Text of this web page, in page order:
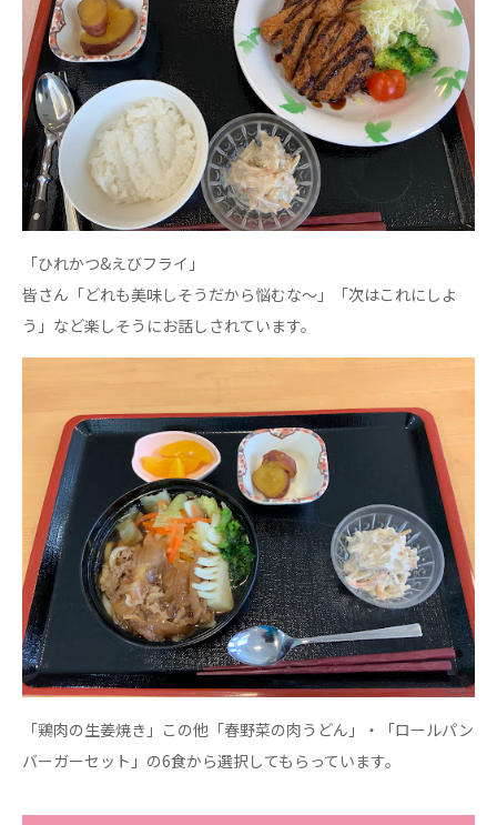
桂寿の郷
訪問看護ステーション秋桜
上桂の郷
ファミリエール吉祥院
教育（共に生きる仲間達）
学校法人明星学園 関東福祉専門学校
国際医療専門学校 浦和学院高等学校
明星幼稚園 志学会高等学校
特定非営利活動法人ファイアーレッズメディカルスポ
その他
Mediclude 株式会社アジアメデカ元気事業団
株式会社フラワーコミュニティ放送
Medicare Lead Japan
株式会社日本医科学研究所
特定非営利活動法人共生フォーラム
特定非営利活動法人日本医療福祉機構
「ひれかつ&えびフライ」
皆さん「どれも美味しそうだから悩むな〜」「次はこれにしよ
う」など楽しそうにお話しされています。
「鶏肉の生姜焼き」この他「春野菜の肉うどん」・「ロールパン
バーガーセット」の6食から選択してもらっています。